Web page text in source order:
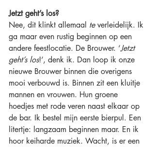
Jetzt geht’s los?
Nee, dit klinkt allemaal te verleidelijk. Ik
ga maar even rustig beginnen op een
andere feestlocatie. De Brouwer. ‘Jetzt
geht’s los!’, denk ik. Dan loop ik onze
nieuwe Brouwer binnen die overigens
mooi verbouwd is. Binnen zit een kluitje
mannen en vrouwen. Hun groene
hoedjes met rode veren naast elkaar op
de bar. Ik bestel mijn eerste bierpul. Een
litertje: langzaam beginnen maar. En ik
hoor keiharde muziek. Wacht, is er een